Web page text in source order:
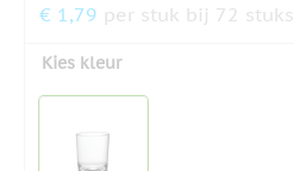
€ 1,79 per stuk bij 72 stuks
Kies kleur